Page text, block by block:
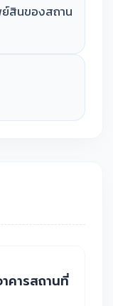
สินของสถาน
คารสถานที่